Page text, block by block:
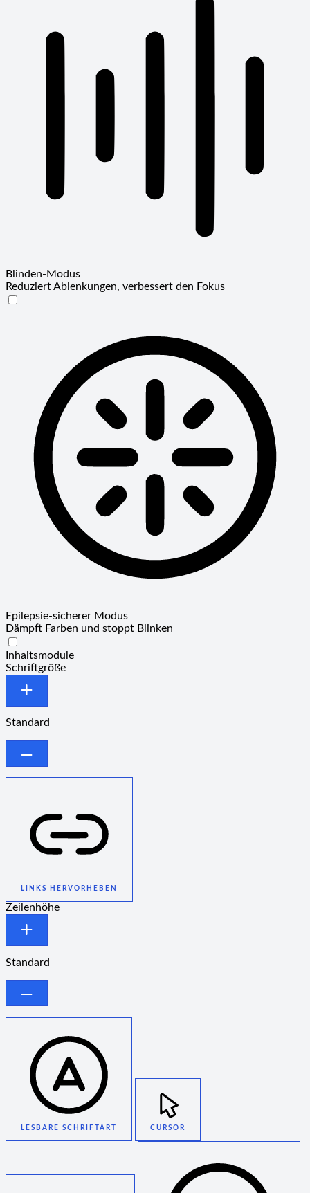
Blinden-Modus
Reduziert Ablenkungen, verbessert den Fokus
Epilepsie-sicherer Modus
Dämpft Farben und stoppt Blinken
Inhaltsmodule
Schriftgröße
Standard
LINKS HERVORHEBEN
Zeilenhöhe
Standard
LESBARE SCHRIFTART CURSOR